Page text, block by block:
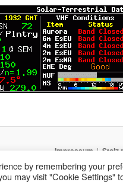
Impressum Stolz
by remembering your
may visit "Cookie Settings"